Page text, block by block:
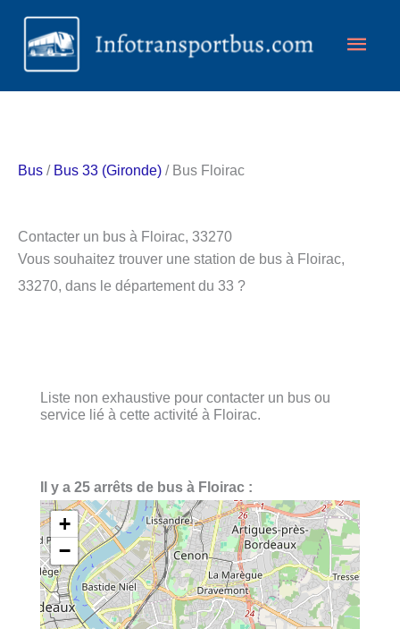
Aller
contenu
Bus / Bus 33 (Gironde) / Bus Floirac
Contacter un bus à Floirac, 33270
Vous souhaitez trouver une station de bus à Floirac,
33270, dans le département du 33 ?
Liste non exhaustive pour contacter un bus ou
service lié à cette activité à Floirac.
Il y a 25 arrêts de bus à Floirac :
+
−